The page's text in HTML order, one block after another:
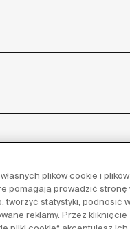
plików cookie i
pomagają prowadzić stronę
tworzyć statystyki, podnosić
reklamy. Przez kliknięcie